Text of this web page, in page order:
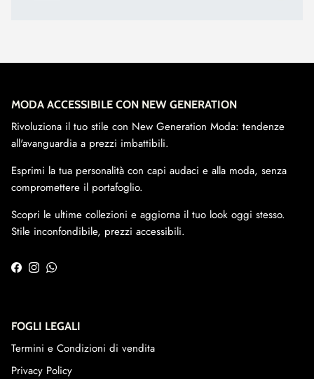
MODA ACCESSIBILE CON NEW GENERATION
Rivoluziona il tuo stile con New Generation Moda: tendenze
all'avanguardia a prezzi imbattibili.
Esprimi la tua personalità con capi audaci e alla moda, senza
compromettere il portafoglio.
Scopri le ultime collezioni e aggiorna il tuo look oggi stesso.
Stile inconfondibile, prezzi accessibili.
Facebook
InstagramWhatsApp
FOGLI LEGALI
Termini e Condizioni di vendita
Privacy Policy